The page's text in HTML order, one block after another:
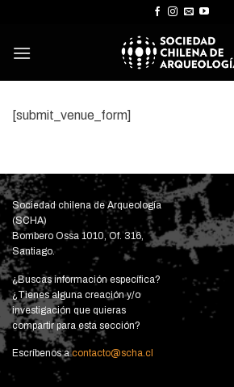
content
[submit_venue_form]
Sociedad chilena de Arqueología
(SCHA)
Bombero Ossa 1010, Of. 316,
Santiago.
¿Buscas información específica?
¿Tienes alguna creación y/o
investigación que quieras
compartir para esta sección?
Escríbenos acontacto@scha.cl